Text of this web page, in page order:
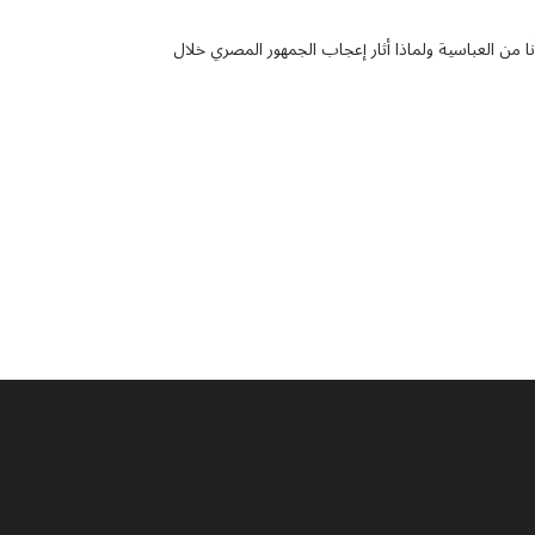
من العباسية ولماذا أثار إعجاب الجمهور المصري خلال